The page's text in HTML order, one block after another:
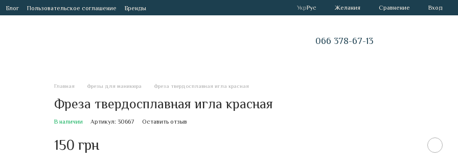
Блог Пользовательское соглашение Бренды УкрРус Желания Сравнение Вход
066 378-67-13
Главная Фрезы для маникюра Фреза твердосплавная игла красная
Фреза твердосплавная игла красная
В наличии Артикул: 30667 Оставить отзыв
150 грн